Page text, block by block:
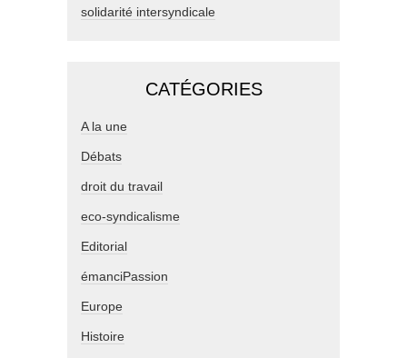
solidarité intersyndicale
CATÉGORIES
A la une
Débats
droit du travail
eco-syndicalisme
Editorial
émanciPassion
Europe
Histoire